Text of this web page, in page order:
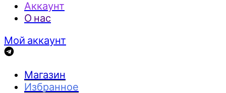
Аккаунт
О нас
Мой аккаунт
Магазин
Избранное